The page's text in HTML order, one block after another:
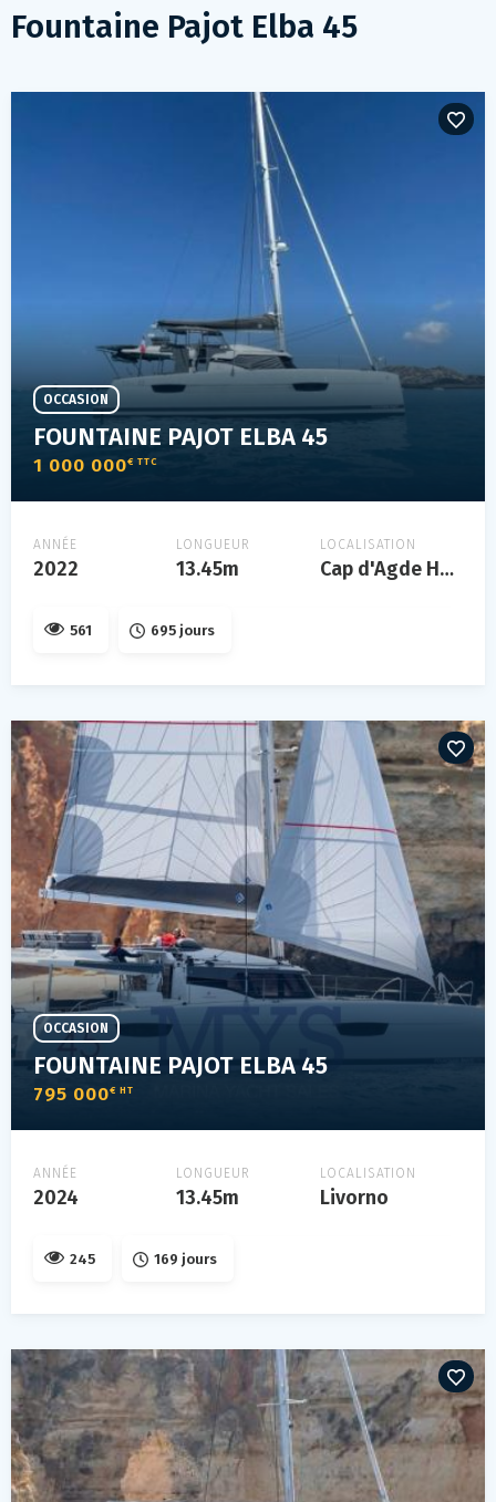
Fountaine Pajot Elba 45
FOUNTAINE PAJOT ELBA 45
1 000 000€ TTC
OCCASION
ANNÉE
2022
LONGUEUR
13.45m
LOCALISATION
Cap d'Agde Hérault
561 695 jours
FOUNTAINE PAJOT ELBA 45
795 000€ HT
OCCASION
ANNÉE
2024
LONGUEUR
13.45m
LOCALISATION
Livorno
245 169 jours